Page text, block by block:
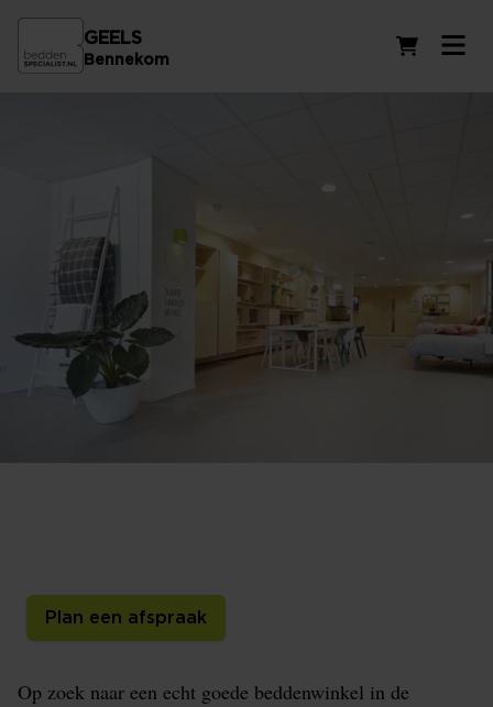
GEELS
Bennekom
Plan een afspraak
Op zoek naar een echt goede beddenwinkel in de